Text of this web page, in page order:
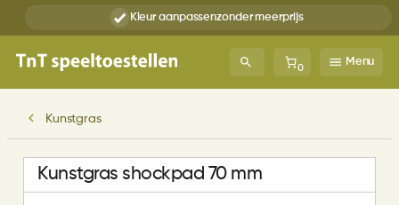
Kleur aanpassenzonder meerprijs
0
Menu
Kunstgras
Kunstgras shockpad 70 mm